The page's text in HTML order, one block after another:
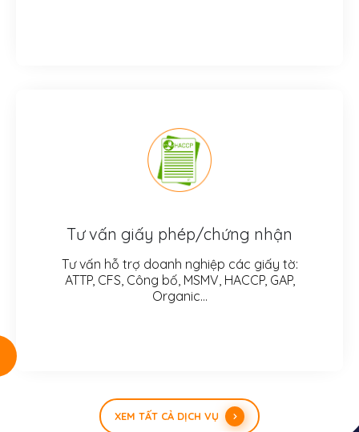
Tư vấn giấy phép/chứng nhận
Tư vấn hỗ trợ doanh nghiệp các giấy tờ:
ATTP, CFS, Công bố, MSMV, HACCP, GAP,
Organic…
XEM TẤT CẢ DỊCH VỤ